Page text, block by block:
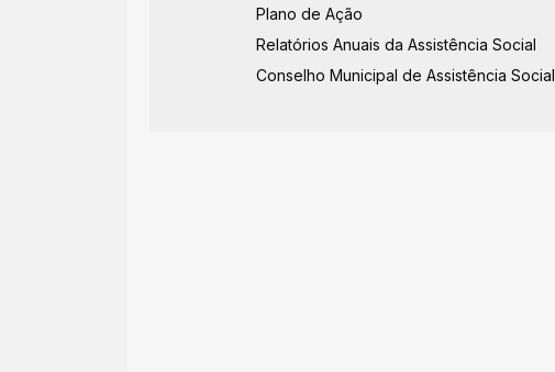
Plano de Ação
Relatórios Anuais da Assistência Social
Conselho Municipal de Assistência Social